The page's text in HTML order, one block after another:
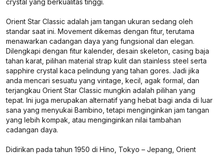
crystal yang berkualitas tinggi.
Orient Star Classic adalah jam tangan ukuran sedang oleh
standar saat ini. Movement dikemas dengan fitur, terutama
menawarkan cadangan daya yang fungsional dan elegan.
Dilengkapi dengan fitur kalender, desain skeleton, casing baja
tahan karat, pilihan material strap kulit dan stainless steel serta
sapphire crystal kaca pelindung yang tahan gores. Jadi jika
anda mencari sesuatu yang vintage, kecil, agak formal, dan
terjangkau Orient Star Classic mungkin adalah pilihan yang
tepat. Ini juga merupakan alternatif yang hebat bagi anda di luar
sana yang menyukai Bambino, tetapi menginginkan jam tangan
yang lebih kompak, atau menginginkan nilai tambahan
cadangan daya.
Didirikan pada tahun 1950 di Hino, Tokyo – Jepang, Orient